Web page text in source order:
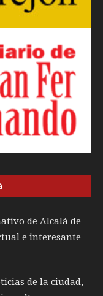
de Alcalá de
e interesante
de la ciudad,